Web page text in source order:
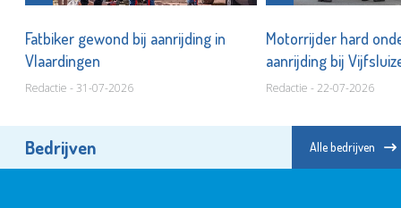
Fatbiker gewond bij aanrijding in
Vlaardingen
Redactie - 31-07-2026
Motorrijder hard
aanrijding bij
Redactie - 22-07-2026
Bedrijven Alle bedrijven